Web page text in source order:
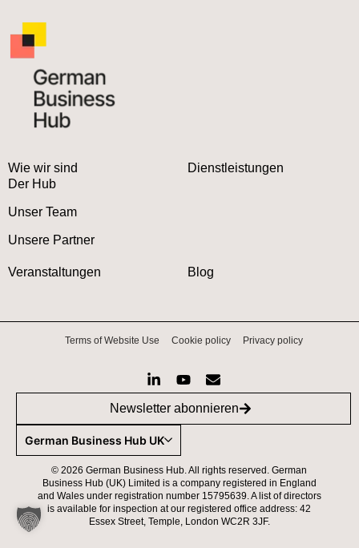
Wie wir sind
Der Hub
Unser Team
Unsere Partner
Dienstleistungen
Veranstaltungen Blog
Terms of Website Use Cookie policy Privacy policy
Newsletter abonnieren
German Business Hub UK
©2026 German Business Hub. All rights reserved. German
Business Hub (UK) Limited is a company registered in England
and Wales under registration number 15795639. A list of directors
is available for inspection at our registered office address: 42
Essex Street, Temple, London WC2R 3JF.